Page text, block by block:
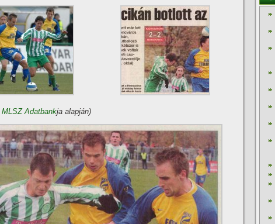
MLSZ Adatbankja alapján)